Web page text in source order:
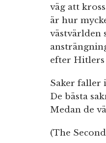
väg att
är hur
västvärlden
efter Hitlers
Saker faller
De bästa
Medan de
(The